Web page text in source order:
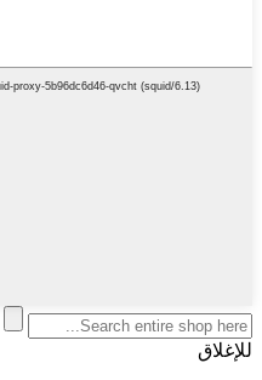
للإغلاق